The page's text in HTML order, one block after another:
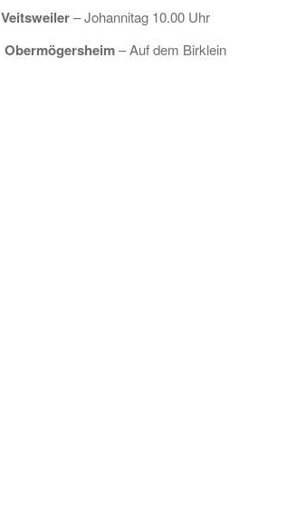
Veitsweiler– Johannitag 10.00 Uhr
Obermögersheim– Auf dem Birklein